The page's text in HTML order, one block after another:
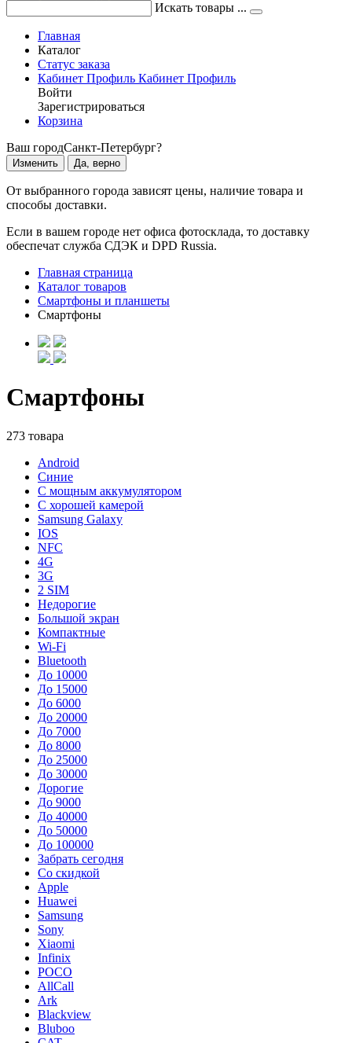
Искать товары ...
Главная
Каталог
Статус заказа
Кабинет Профиль Кабинет Профиль
Войти
Зарегистрироваться
Корзина
Ваш городСанкт-Петербург?
Изменить Да, верно
От выбранного города зависят цены, наличие товара и
способы доставки.
Если в вашем городе нет офиса фотосклада, то доставку
обеспечат служба СДЭК и DPD Russia.
Главная страница
Каталог товаров
Смартфоны и планшеты
Смартфоны
Смартфоны
273 товара
Android
Синие
С мощным аккумулятором
С хорошей камерой
Samsung Galaxy
IOS
NFC
4G
3G
2 SIM
Недорогие
Большой экран
Компактные
Wi-Fi
Bluetooth
До 10000
До 15000
До 6000
До 20000
До 7000
До 8000
До 25000
До 30000
Дорогие
До 9000
До 40000
До 50000
До 100000
Забрать сегодня
Со скидкой
Apple
Huawei
Samsung
Sony
Xiaomi
Infinix
POCO
AllCall
Ark
Blackview
Bluboo